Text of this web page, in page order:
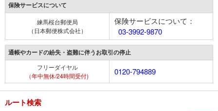
保険サービスについて
練馬桜台郵便局
（日本郵便株式会社）
保険サービスについて：
03-3992-9870
通帳やカードの紛失・盗難に伴うお取引の停止
フリーダイヤル
（年中無休/24時間受付)
0120-794889
ルート検索